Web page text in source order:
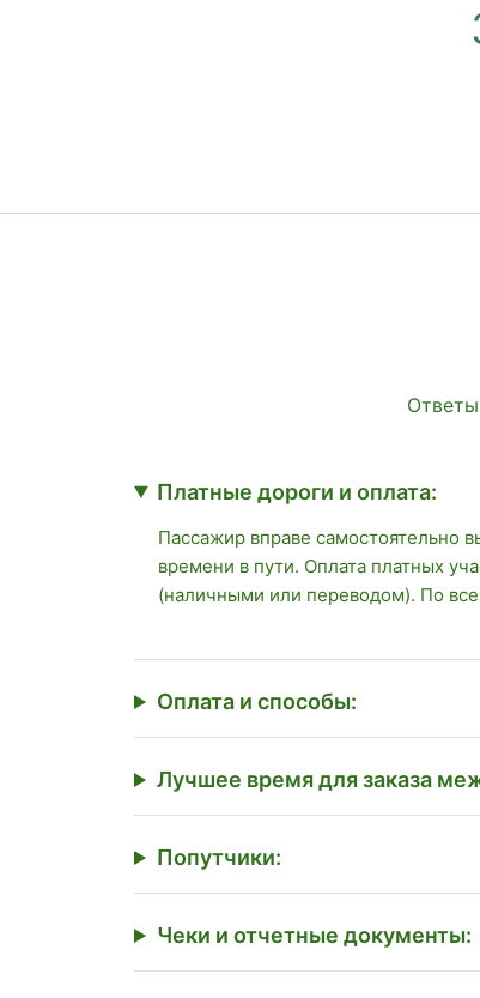
Платные дороги и оплата:
Пассажир вправе самостоятельно
времени в пути. Оплата платных
(наличными или переводом). По
Оплата и способы:
Лучшее время для заказа
Попутчики:
Чеки и отчетные документы: